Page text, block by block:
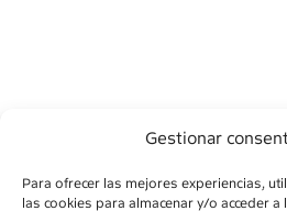
Gestionar
Para ofrecer las mejores experiencias,
las cookies para almacenar y/o acceder a